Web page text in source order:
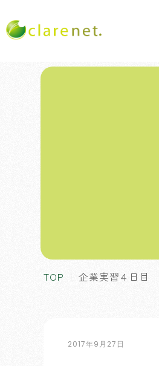
TOP 企業実習４日目
2017年9月27日